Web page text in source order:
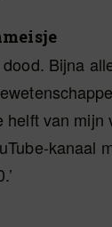
dood. Bijna
helft van
kanaal